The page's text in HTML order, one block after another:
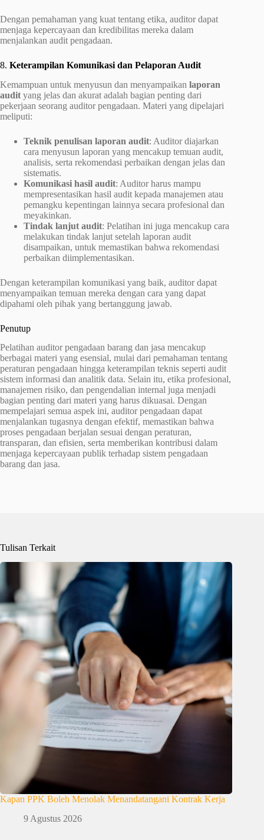
Dengan pemahaman yang kuat tentang etika, auditor dapat
menjaga kepercayaan dan kredibilitas mereka dalam
menjalankan audit pengadaan.
8. Keterampilan Komunikasi dan Pelaporan Audit
Kemampuan untuk menyusun dan menyampaikan laporan
audit yang jelas dan akurat adalah bagian penting dari
pekerjaan seorang auditor pengadaan. Materi yang dipelajari
meliputi:
Teknik penulisan laporan audit: Auditor diajarkan
cara menyusun laporan yang mencakup temuan audit,
analisis, serta rekomendasi perbaikan dengan jelas dan
sistematis.
Komunikasi hasil audit: Auditor harus mampu
mempresentasikan hasil audit kepada manajemen atau
pemangku kepentingan lainnya secara profesional dan
meyakinkan.
Tindak lanjut audit: Pelatihan ini juga mencakup cara
melakukan tindak lanjut setelah laporan audit
disampaikan, untuk memastikan bahwa rekomendasi
perbaikan diimplementasikan.
Dengan keterampilan komunikasi yang baik, auditor dapat
menyampaikan temuan mereka dengan cara yang dapat
dipahami oleh pihak yang bertanggung jawab.
Penutup
Pelatihan auditor pengadaan barang dan jasa mencakup
berbagai materi yang esensial, mulai dari pemahaman tentang
peraturan pengadaan hingga keterampilan teknis seperti audit
sistem informasi dan analitik data. Selain itu, etika profesional,
manajemen risiko, dan pengendalian internal juga menjadi
bagian penting dari materi yang harus dikuasai. Dengan
mempelajari semua aspek ini, auditor pengadaan dapat
menjalankan tugasnya dengan efektif, memastikan bahwa
proses pengadaan berjalan sesuai dengan peraturan,
transparan, dan efisien, serta memberikan kontribusi dalam
menjaga kepercayaan publik terhadap sistem pengadaan
barang dan jasa.
Tulisan Terkait
Kapan PPK Boleh Menolak Menandatangani Kontrak Kerja
9 Agustus 2026